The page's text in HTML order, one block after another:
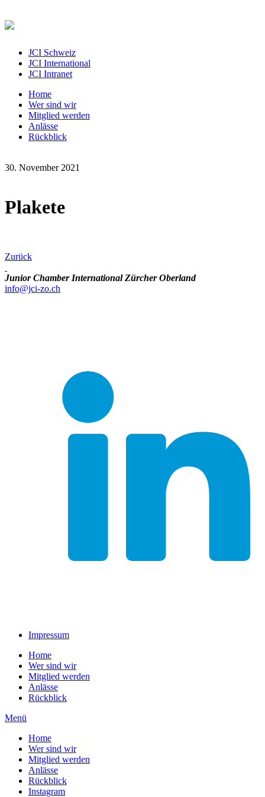
JCI Schweiz
JCI International
JCI Intranet
Home
Wer sind wir
Mitglied werden
Anlässe
Rückblick
30. November 2021
Plakete
Zurück
Junior Chamber International Zürcher Oberland
info@jci-zo.ch
Impressum
Home
Wer sind wir
Mitglied werden
Anlässe
Rückblick
Menü
Home
Wer sind wir
Mitglied werden
Anlässe
Rückblick
Instagram